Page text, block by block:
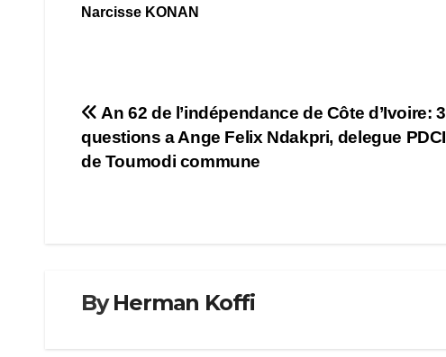
Narcisse KONAN
Navigation
de
An 62 de l’indépendance de Côte d’Ivoire: 3
questions a Ange Felix Ndakpri, delegue PDCI
de Toumodi commune
ByHerman Koffi